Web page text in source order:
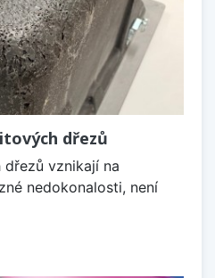
dřezů
vznikají na
nedokonalosti, není